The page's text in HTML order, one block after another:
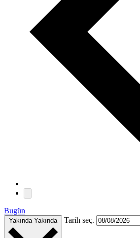
Bugün
Yakında Yakında Tarih seç.